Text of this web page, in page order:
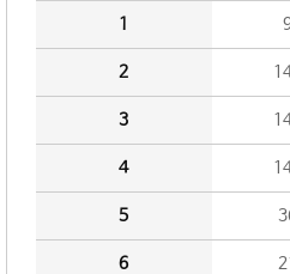
1
2
3
4
5
6